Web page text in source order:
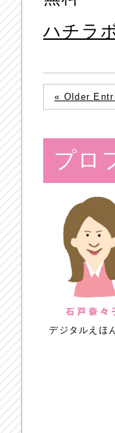
ハチラ
« Older
プロ
デジタルえほ